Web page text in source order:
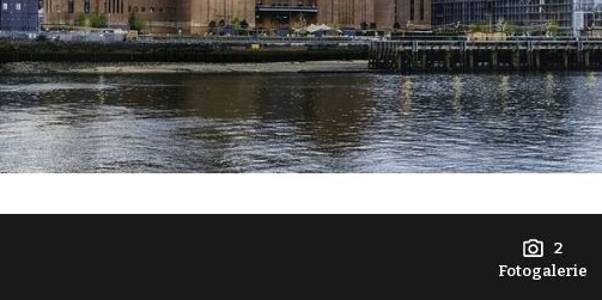
2
Fotogalerie